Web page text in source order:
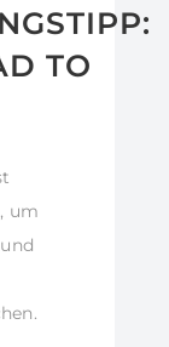
TO
um